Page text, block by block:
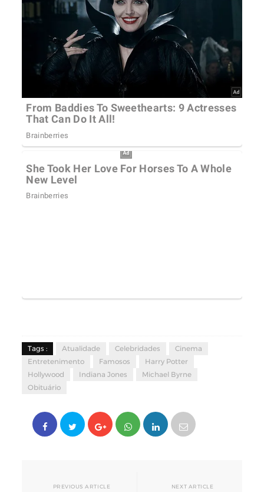
Tags : Atualidade Celebridades
Cinema
Entretenimento
Famosos
Harry Potter
Hollywood
Indiana Jones
Michael Byrne
Obituário
PREVIOUS ARTICLE NEXT ARTICLE